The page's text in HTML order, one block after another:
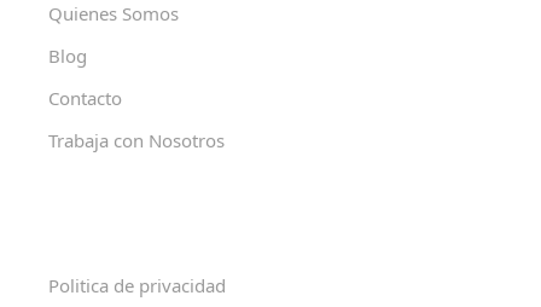
Quienes Somos
Blog
Contacto
Trabaja con Nosotros
Politica de privacidad